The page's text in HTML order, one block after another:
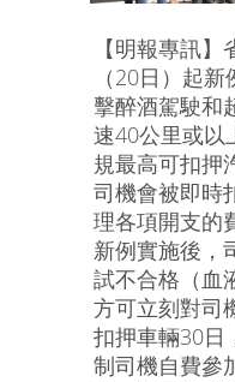
【明報專訊
（20日）起
擊醉酒駕駛和
速40公里或以
規最高可扣押
司機會被即時
理各項開支的
新例實施後，
試不合格（血
方可立刻對司
扣押車輛30日
制司機自費參